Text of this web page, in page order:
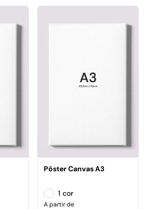
Pôster Canvas A3
1 cor
A partir de